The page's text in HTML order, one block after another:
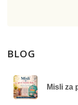
BLOG
Misli za